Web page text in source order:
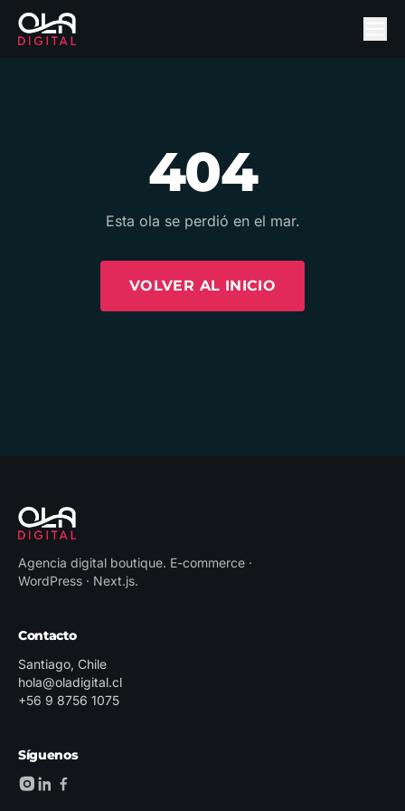
404
Esta ola se perdió en el mar.
VOLVER AL INICIO
Agencia digital boutique. E-commerce ·
WordPress · Next.js.
Contacto
Santiago, Chile
hola@oladigital.cl
+56 9 8756 1075
Síguenos